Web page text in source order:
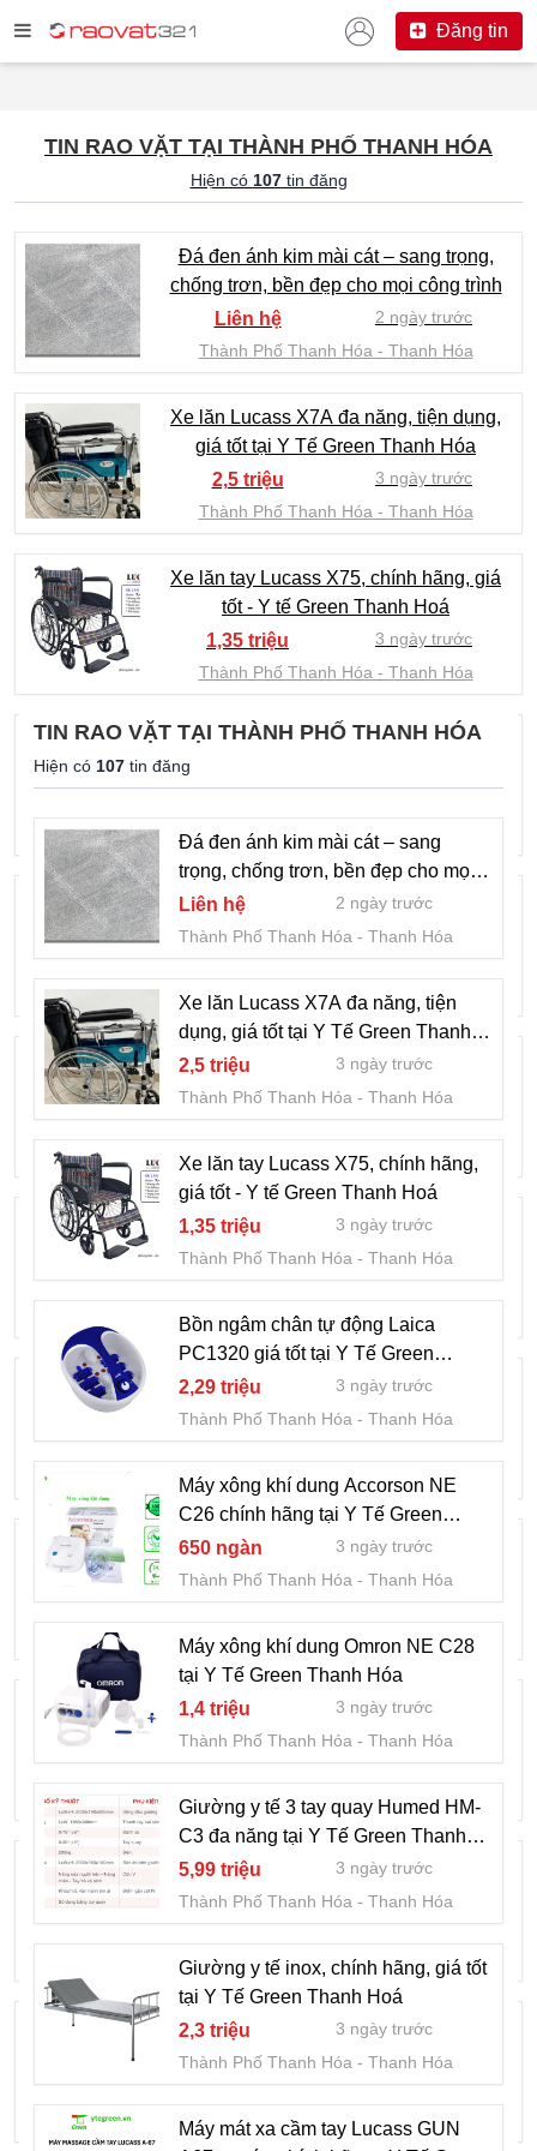
Đăng tin
TIN RAO VẶT TẠI THÀNH PHỐ THANH HÓA
Hiện có 107tin đăng
Đá đen ánh kim mài cát – sang trọng,
chống trơn, bền đẹp cho mọi công trình
Liên hệ
2 ngày trước
Thành Phố Thanh Hóa
Thanh Hóa
Xe lăn Lucass X7A đa năng, tiện dụng,
giá tốt tại Y Tế Green Thanh Hóa
2,5 triệu
3 ngày trước
Thành Phố Thanh Hóa
Thanh Hóa
Xe lăn tay Lucass X75, chính hãng, giá
tốt - Y tế Green Thanh Hoá
1,35 triệu
3 ngày trước
Thành Phố Thanh Hóa
Thanh Hóa
Bồn ngâm chân tự động Laica PC1320
Thành Phố Thanh Hóa
Thanh Hóa
Máy xông khí dung Accorson NE C26
chính hãng tại Y Tế Green Thanh Hoá
650 ngàn
3 ngày trước
Thành Phố Thanh Hóa
Thanh Hóa
Máy xông khí dung Omron NE C28 tại Y
Tế Green Thanh Hóa
1,4 triệu
3 ngày trước
Thành Phố Thanh Hóa
Thanh Hóa
Giường y tế 3 tay quay Humed HM-C3
đa năng tại Y Tế Green Thanh Hoá
5,99 triệu
3 ngày trước
Thành Phố Thanh Hóa
Thanh Hóa
Giường y tế inox, chính hãng, giá tốt tại Y
Tế Green Thanh Hoá
2,3 triệu
3 ngày trước
Thành Phố Thanh Hóa
Thanh Hóa
Máy mát xa cầm tay Lucass GUN A67, uy
tín, chính hãng - Y Tế Green
560 ngàn
3 ngày trước
Thành Phố Thanh Hóa
Thanh Hóa
Máy mát xa cầm tay AKIKO A2007,chính
hãng,giá tốt-Y Tế GreenThanh Hóa
255 ngàn
3 ngày trước
Thành Phố Thanh Hóa
Thanh Hóa
Máy xông khí dung Lucass RJ2 A22 tại Y
Tế Green Thanh Hóa
400 ngàn
4 ngày trước
Thành Phố Thanh Hóa
Thanh Hóa
Máy hút dịch 1 bình Yuwel 7E-A chính
hãng tại Y Tế GreenThanh Hoá
1,6 triệu
4 ngày trước
Thành Phố Thanh Hóa
Thanh Hóa
TIN RAO VẶT TẠI THÀNH PHỐ THANH HÓA
Hiện có 107 tin đăng
Đá đen ánh kim mài cát – sang
trọng, chống trơn, bền đẹp cho mọi
công trình
Liên hệ
2 ngày trước
Thành Phố Thanh Hóa
Thanh Hóa
Xe lăn Lucass X7A đa năng, tiện
dụng, giá tốt tại Y Tế Green Thanh
Hóa
2,5 triệu
3 ngày trước
Thành Phố Thanh Hóa
Thanh Hóa
Xe lăn tay Lucass X75, chính hãng,
giá tốt - Y tế Green Thanh Hoá
1,35 triệu
3 ngày trước
Thành Phố Thanh Hóa
Thanh Hóa
Bồn ngâm chân tự động Laica
PC1320 giá tốt tại Y Tế Green
Thanh Hoá
2,29 triệu
3 ngày trước
Thành Phố Thanh Hóa
Thanh Hóa
Máy xông khí dung Accorson NE
C26 chính hãng tại Y Tế Green
Thanh Hoá
650 ngàn
3 ngày trước
Thành Phố Thanh Hóa
Thanh Hóa
Máy xông khí dung Omron NE C28
tại Y Tế Green Thanh Hóa
1,4 triệu
3 ngày trước
Thành Phố Thanh Hóa
Thanh Hóa
Giường y tế 3 tay quay Humed HM-
C3 đa năng tại Y Tế Green Thanh
Hoá
5,99 triệu
3 ngày trước
Thành Phố Thanh Hóa
Thanh Hóa
Giường y tế inox, chính hãng, giá tốt
tại Y Tế Green Thanh Hoá
2,3 triệu
3 ngày trước
Thành Phố Thanh Hóa
Thanh Hóa
Máy mát xa cầm tay Lucass GUN